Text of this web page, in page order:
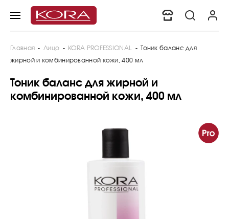
Главная - Лицо - KORA PROFESSIONAL - Тоник баланс для
жирной и комбинированной кожи, 400 мл
Тоник баланс для жирной и
комбинированной кожи, 400 мл